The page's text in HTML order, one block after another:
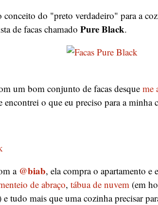
conceito do "preto verdadeiro" para a
de facas chamado Pure Black.
um bom conjunto de facas desque me
encontrei o que eu preciso para a minha
a @biab, ela compra o apartamento
de abraço, tábua de nuvem (em
e tudo mais que uma cozinha precisar